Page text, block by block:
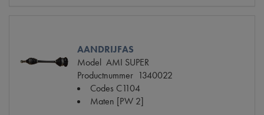
AANDRIJFAS
Model AMI SUPER
Productnummer 1340022
Codes C1104
Maten [PW 2]